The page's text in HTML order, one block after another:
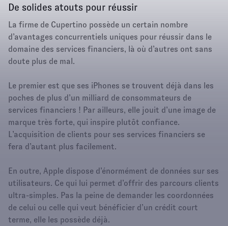
De solides atouts pour réussir
La firme de Cupertino possède un certain nombre
d’avantages concurrentiels uniques pour réussir dans le
domaine des services financiers, là où d’autres ont sans
doute plus de mal.
Le premier est que ses iPhones se trouvent déjà dans les
poches de plus d’un milliard de consommateurs de
services financiers ! Par ailleurs, elle jouit d’une image de
marque très forte, qui inspire plutôt confiance.
L’acquisition de clients pour ses services financiers se
fera d’autant plus facilement.
En outre, Apple dispose d’énormément de données sur ses
utilisateurs. Ce qui lui permet d’offrir des parcours clients
ultra-simples. Pas la peine de demander les coordonnées
de celui ou celle qui veut bénéficier d’un crédit court
terme, elle les possède déjà.